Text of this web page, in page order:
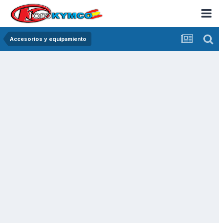
Accesorios y equipamiento